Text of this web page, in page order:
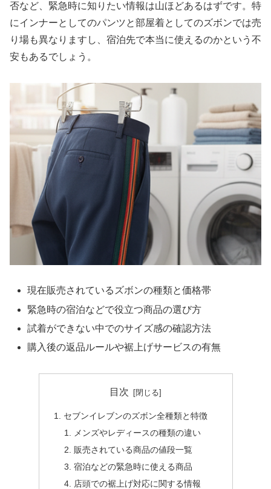
否など、緊急時に知りたい情報は山ほどあるはずです。特
にインナーとしてのパンツと部屋着としてのズボンでは売
り場も異なりますし、宿泊先で本当に使えるのかという不
安もあるでしょう。
現在販売されているズボンの種類と価格帯
緊急時の宿泊などで役立つ商品の選び方
試着ができない中でのサイズ感の確認方法
購入後の返品ルールや裾上げサービスの有無
目次
セブンイレブンのズボン全種類と特徴
メンズやレディースの種類の違い
販売されている商品の値段一覧
宿泊などの緊急時に使える商品
店頭での裾上げ対応に関する情報